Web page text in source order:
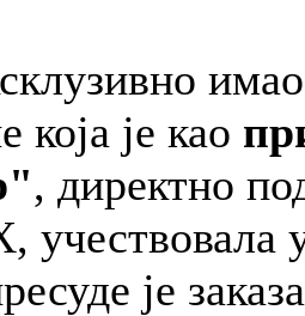
која је као
, директно
учествовала
је